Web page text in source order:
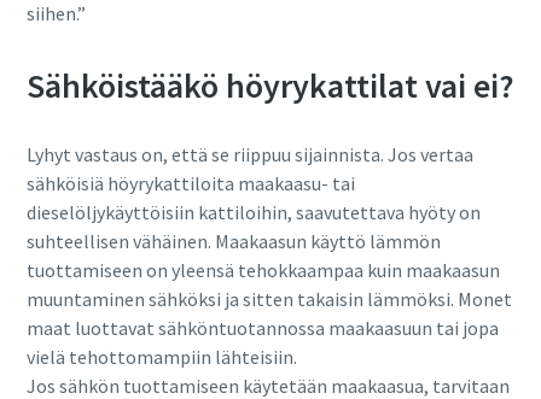
siihen.”
Sähköistääkö höyrykattilat vai ei?
Lyhyt vastaus on, että se riippuu sijainnista. Jos vertaa
sähköisiä höyrykattiloita maakaasu- tai
dieselöljykäyttöisiin kattiloihin, saavutettava hyöty on
suhteellisen vähäinen. Maakaasun käyttö lämmön
tuottamiseen on yleensä tehokkaampaa kuin maakaasun
muuntaminen sähköksi ja sitten takaisin lämmöksi. Monet
maat luottavat sähköntuotannossa maakaasuun tai jopa
vielä tehottomampiin lähteisiin.
Jos sähkön tuottamiseen käytetään maakaasua, tarvitaan